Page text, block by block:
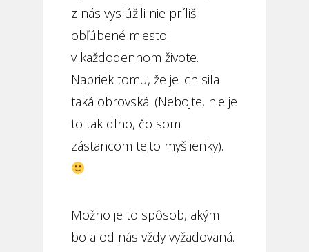
z nás vyslúžili nie príliš
obľúbené miesto
v každodennom živote.
Napriek tomu, že je ich sila
taká obrovská. (Nebojte, nie je
to tak dlho, čo som
zástancom tejto myšlienky).
Možno je to spôsob, akým
bola od nás vždy vyžadovaná.